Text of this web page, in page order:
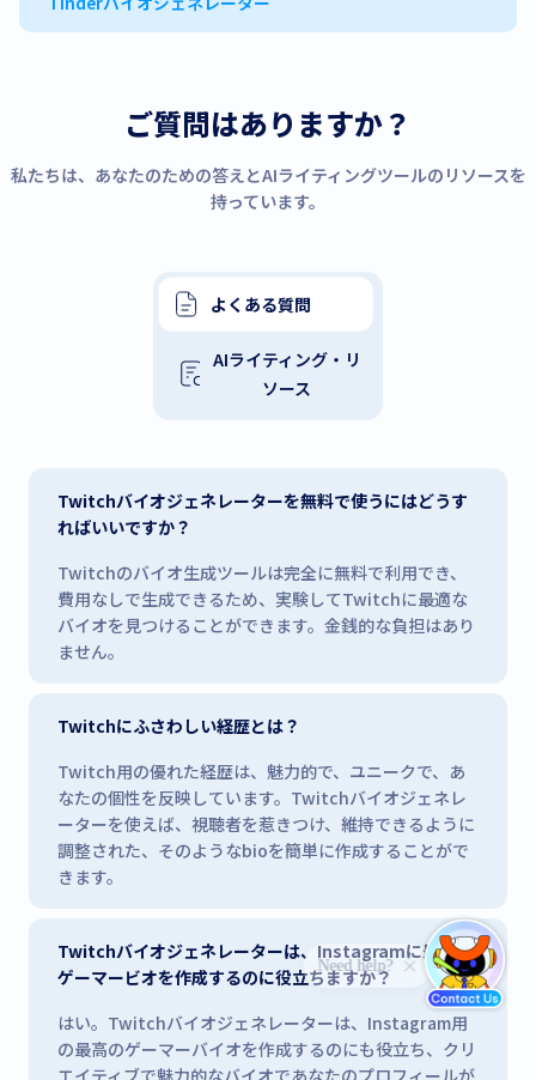
ご質問はありますか？
私たちは、あなたのための答えとAIライティングツールのリソースを
持っています。
よくある質問
AIライティング・リ
ソース
Twitchバイオジェネレーターを無料で使うにはどうす
ればいいですか？
Twitchのバイオ生成ツールは完全に無料で利用でき、
費用なしで生成できるため、実験してTwitchに最適な
バイオを見つけることができます。金銭的な負担はあり
ません。
Twitchにふさわしい経歴とは？
Twitch用の優れた経歴は、魅力的で、ユニークで、あ
なたの個性を反映しています。Twitchバイオジェネレ
ーターを使えば、視聴者を惹きつけ、維持できるように
調整された、そのようなbioを簡単に作成することがで
きます。
Twitchバイオジェネレーターは、Instagramに最適な
ゲーマービオを作成するのに役立ちますか？
はい。Twitchバイオジェネレーターは、Instagram用
の最高のゲーマーバイオを作成するのにも役立ち、クリ
エイティブで魅力的なバイオであなたのプロフィールが